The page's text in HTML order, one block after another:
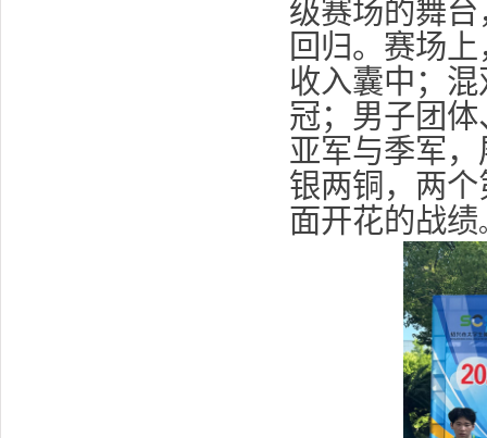
级赛场的舞
回归。赛场
收入囊中；
冠；男子团
亚军与季军
银两铜，两
面开花的战绩